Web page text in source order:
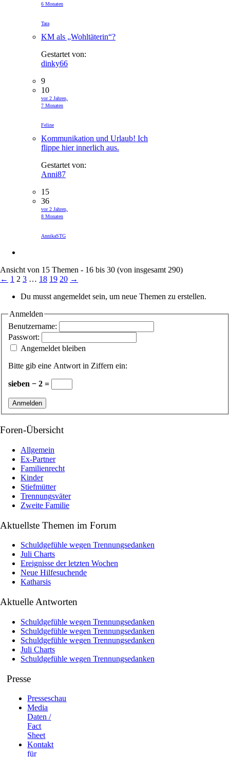
6 Monaten
Tara
KM als „Wohltäterin“?
Gestartet von:
dinky66
9
10
vor 2 Jahren,
7 Monaten
Feline
Kommunikation und Urlaub! Ich
flippe hier innerlich aus.
Gestartet von:
Anni87
15
36
vor 2 Jahren,
8 Monaten
AnnikaSTG
Ansicht von 15 Themen - 16 bis 30 (von insgesamt 290)
← 1 2 3 … 18 19 20 →
Du musst angemeldet sein, um neue Themen zu erstellen.
Anmelden
Benutzername:
Passwort:
Angemeldet bleiben
Bitte gib eine Antwort in Ziffern ein:
sieben − 2 =
Anmelden
Foren-Übersicht
Allgemein
Ex-Partner
Familienrecht
Kinder
Stiefmütter
Trennungsväter
Zweite Familie
Aktuellste Themen im Forum
Schuldgefühle wegen Trennungsedanken
Juli Charts
Ereignisse der letzten Wochen
Neue Hilfesuchende
Katharsis
Aktuelle Antworten
Schuldgefühle wegen Trennungsedanken
Schuldgefühle wegen Trennungsedanken
Schuldgefühle wegen Trennungsedanken
Juli Charts
Schuldgefühle wegen Trennungsedanken
Presse
Presseschau
Media
Daten /
Fact
Sheet
Kontakt
für